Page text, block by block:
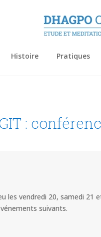
Histoire Pratiques
:
les vendredi 20, samedi
suivants.